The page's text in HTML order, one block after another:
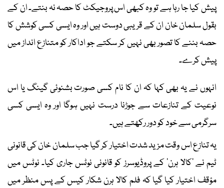
پیش کیا جا رہا ہے تو وہ کبھی اس پروجیکٹ کا حصہ نہ بنتے۔ ان کے
بقول سلمان خان ان کے قریبی دوست ہیں اور وہ ایسی کسی کوشش کا
حصہ بننے کا تصور بھی نہیں کر سکتے جو اداکار کو متنازع انداز میں
پیش کرے۔
انہوں نے یہ بھی کہا کہ ان کا نام کسی صورت بشنوئی گینگ یا اس
نوعیت کے تنازعات سے جوڑنا درست نہیں ہوگا اور وہ ایسی کسی
سرگرمی سے خود کو دور رکھتے ہیں۔
یہ تنازع اس وقت مزید شدت اختیار کر گیا جب سلمان خان کی قانونی
ٹیم نے ’کالا ہرن‘ کے پروڈیوسرز کو قانونی نوٹس جاری کیا۔ نوٹس میں
مؤقف اختیار کیا گیا کہ فلم کالا ہرن شکار کیس کے پس منظر میں